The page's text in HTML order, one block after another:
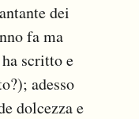
dei
fa ma
scritto e
adesso
dolcezza e